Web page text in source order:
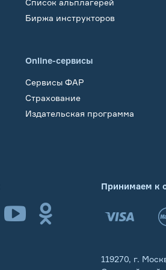
Список альплагерей
Биржа инструкторов
Online-сервисы
Сервисы ФАР
Страхование
Издательская программа
Принимаем к
119270, г.